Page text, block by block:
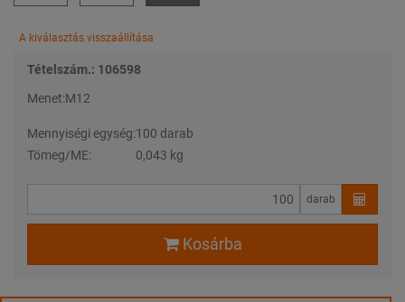
A kiválasztás visszaállítása
Tételszám.: 106598
Menet:M12
Mennyiségi egység:100 darab
Tömeg/ME:
0,043 kg
darab
Kosárba